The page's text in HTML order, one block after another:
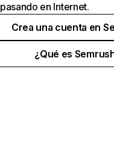
en Internet.
Crea una cuenta en
¿Qué es